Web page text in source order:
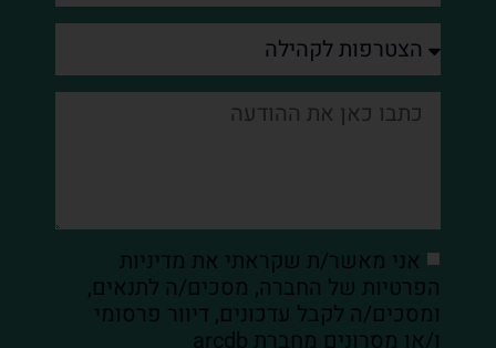
אני מאשר/ת שקראתי את מדיניות
הפרטיות של החברה, מסכים/ה לתנאים,
ומסכים/ה לקבל עדכונים, דיוור פרסומי
ו/או מסרונים מחברת arcdb